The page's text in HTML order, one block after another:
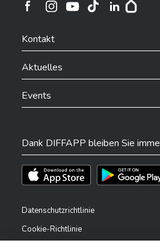
Ville de Differdange sur
Kontakt
Aktuelles
Events
Dank DIFFAPP bleiben Sie
Téléchargez l'app sur l'App Store
Téléchargez
Datenschutzrichtlinie
Cookie-Richtlinie